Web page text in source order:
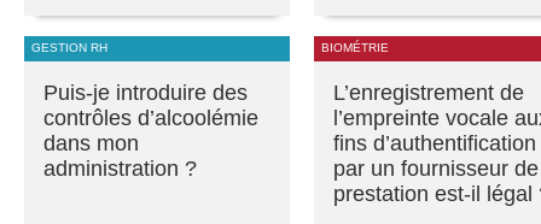
GESTION RH
Puis-je introduire des
contrôles d’alcoolémie
dans mon
administration ?
BIOMÉTRIE
L’enregistrement de
l’empreinte vocale
fins d’authentification
par un fournisseur de
prestation est-il légal